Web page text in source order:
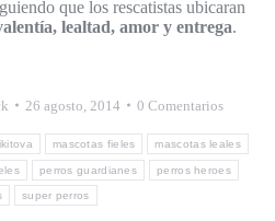
que los rescatistas ubicaran
lealtad, amor y entrega.
26 agosto, 2014 0 Comentarios
mascotas fieles mascotas leales
perros guardianes perros heroes
super perros